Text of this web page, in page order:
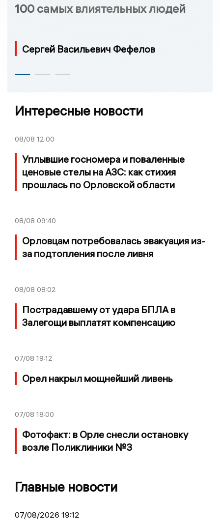
100 самых влиятельных людей
Сергей Васильевич Фефелов
Интересные новости
08/08 12:00
Уплывшие госномера и поваленные
ценовые стелы на АЗС: как стихия
прошлась по Орловской области
08/08 09:40
Орловцам потребовалась эвакуация из-
за подтопления после ливня
08/08 08:02
Пострадавшему от удара БПЛА в
Залегощи выплатят компенсацию
07/08 19:12
Орел накрыл мощнейший ливень
07/08 18:00
Фотофакт: в Орле снесли остановку
возле Поликлиники №3
Главные новости
07/08/2026 19:12